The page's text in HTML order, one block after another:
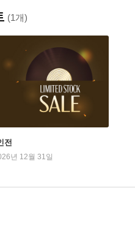
(1개)
전
년 12월 31일